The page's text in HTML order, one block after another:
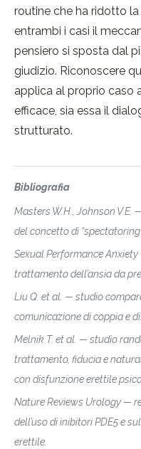
routine che ha ridotto
entrambi i casi il
pensiero si sposta dal
giudizio. Riconoscere
applica al proprio caso
efficace, sia essa il
strutturato.
Bibliografia
Masters W.H., Johnson V.E.
del concetto di
Sexual Performance
trattamento dell’ansia da
Liu Q. et al. — studio
comunicazione di coppia e
Melnik T. et al. — studio
trattamento, fiducia e
con disfunzione erettile
Nature Reviews Urology —
dell’uso di inibitori PDE5 e
erettile.